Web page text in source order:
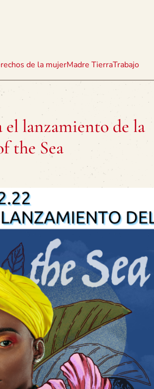
de la mujerMadre TierraTrabajo
lanzamiento de la
the Sea